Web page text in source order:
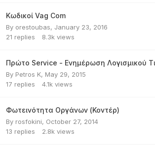
Κωδικοί Vag Com
By orestoubas, January 23, 2016
21 replies 8.3k views
Πρώτο Service - Ενημέρωση Λογισμικού
By Petros K, May 29, 2015
17 replies 4.1k views
Φωτεινότητα Οργάνων (Κοντέρ)
By rosfokini, October 27, 2014
13 replies 2.8k views